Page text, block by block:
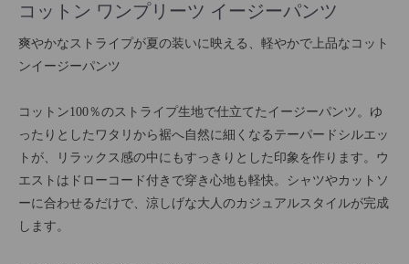
コットン ワンプリーツ イージーパンツ
爽やかなストライプが夏の装いに映える、軽やかで上品なコット
ンイージーパンツ
コットン100％のストライプ生地で仕立てたイージーパンツ。ゆ
ったりとしたワタリから裾へ自然に細くなるテーパードシルエッ
トが、リラックス感の中にもすっきりとした印象を作ります。ウ
エストはドローコード付きで穿き心地も軽快。シャツやカットソ
ーに合わせるだけで、涼しげな大人のカジュアルスタイルが完成
します。